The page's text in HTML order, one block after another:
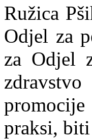
Ružica
Odjel za
za Odjel
praksi, biti